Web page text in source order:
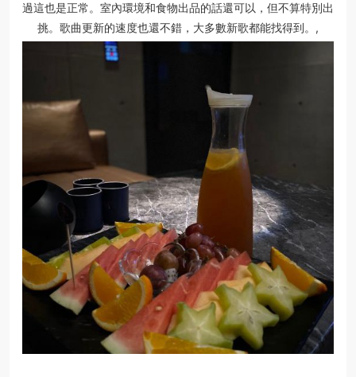
過這也是正常。室內環境和食物出品的話還可以，但不算特別出
挑。歌曲更新的速度也還不錯，大多數新歌都能找得到。,